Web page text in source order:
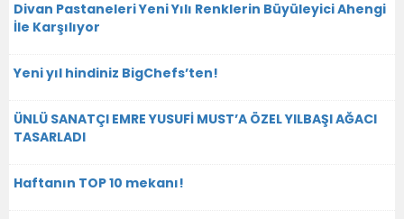
Divan Pastaneleri Yeni Yılı Renklerin Büyüleyici Ahengi
İle Karşılıyor
Yeni yıl hindiniz BigChefs’ten!
ÜNLÜ SANATÇI EMRE YUSUFİ MUST’A ÖZEL YILBAŞI AĞACI
TASARLADI
Haftanın TOP 10 mekanı!